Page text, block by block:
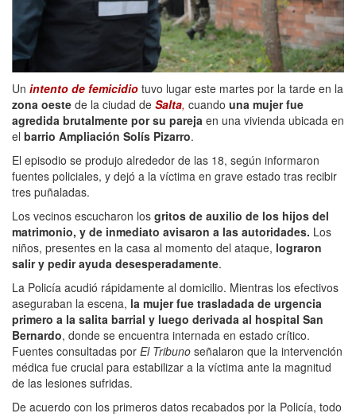
Un intento de femicidio tuvo lugar este martes por la tarde en la
zona oeste de la ciudad de Salta, cuando una mujer fue
agredida brutalmente por su pareja en una vivienda ubicada en
el barrio Ampliación Solís Pizarro.
El episodio se produjo alrededor de las 18, según informaron
fuentes policiales, y dejó a la víctima en grave estado tras recibir
tres puñaladas.
Los vecinos escucharon los gritos de auxilio de los hijos del
matrimonio, y de inmediato avisaron a las autoridades. Los
niños, presentes en la casa al momento del ataque, lograron
salir y pedir ayuda desesperadamente.
La Policía acudió rápidamente al domicilio. Mientras los efectivos
aseguraban la escena, la mujer fue trasladada de urgencia
primero a la salita barrial y luego derivada al hospital San
Bernardo, donde se encuentra internada en estado crítico.
Fuentes consultadas por El Tribuno señalaron que la intervención
médica fue crucial para estabilizar a la víctima ante la magnitud
de las lesiones sufridas.
De acuerdo con los primeros datos recabados por la Policía, todo